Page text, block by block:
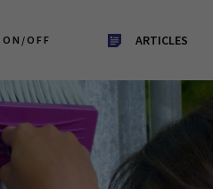
ON/OFF ARTICLES